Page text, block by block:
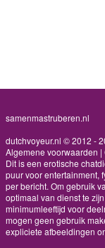
samenmastruberen.nl
dutchvoyeur.nl © 2012 -
Algemene voorwaarden |
Dit is een erotische
puur voor entertainment,
per bericht. Om gebruik
optimaal van dienst te
minimumleeftijd voor
mogen geen gebruik
expliciete afbeeldingen